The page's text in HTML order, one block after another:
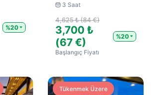
%20
3 Saat
4,625 ₺ (84 €)
3,700 ₺
(67 €)
%20
Başlangıç Fiyatı
Tükenmek Üzere